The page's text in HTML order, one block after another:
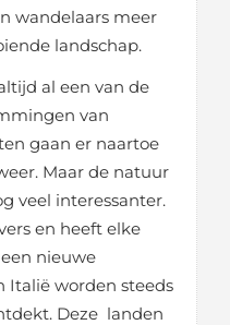
wandelaars meer
landschap.
al een van de
van
gaan er naartoe
Maar de natuur
veel interessanter.
en heeft elke
nieuwe
Italië worden steeds
Deze landen